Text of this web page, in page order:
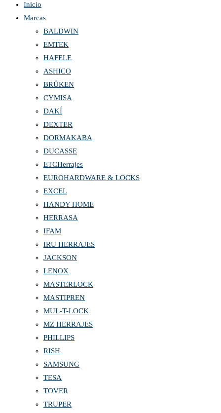
Inicio
Marcas
BALDWIN
EMTEK
HAFELE
ASHICO
BRÜKEN
CYMISA
DAKÍ
DEXTER
DORMAKABA
DUCASSE
ETCHerrajes
EUROHARDWARE & LOCKS
EXCEL
HANDY HOME
HERRASA
IFAM
IRU HERRAJES
JACKSON
LENOX
MASTERLOCK
MASTIPREN
MUL-T-LOCK
MZ HERRAJES
PHILLIPS
RISH
SAMSUNG
TESA
TOVER
TRUPER